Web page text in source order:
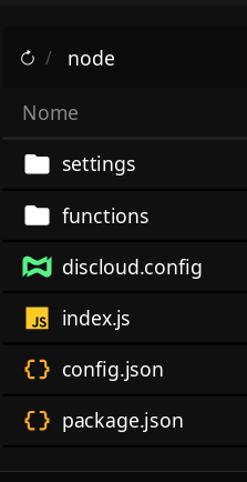
/ node
Nome
settings
functions
discloud.config
index.js
config.json
package.json